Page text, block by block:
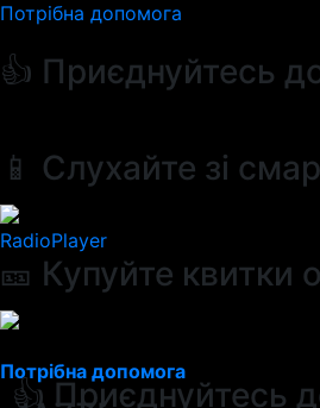
Потрібна допомога
👍 Приєднуйтесь
📱 Слухайте зі
RadioPlayer
🎫 Купуйте квитки
Потрібна допомога
👍 Приєднуйтесь